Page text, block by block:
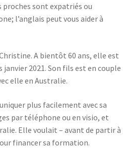
proches sont expatriés ou
l’anglais peut vous aider à
A bientôt 60 ans, elle est
2021. Son fils est en couple
elle en Australie.
plus facilement avec sa
par téléphone ou en visio, et
Elle voulait – avant de partir à
financer sa formation.